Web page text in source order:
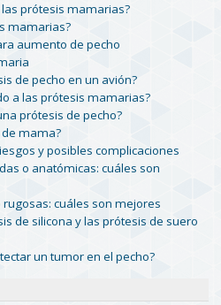
prótesis mamarias?
mamarias?
aumento de pecho
de pecho en un avión?
a las prótesis mamarias?
prótesis de pecho?
mama?
y posibles complicaciones
o anatómicas: cuáles son
cuáles son mejores
de silicona y las prótesis de suero
un tumor en el pecho?